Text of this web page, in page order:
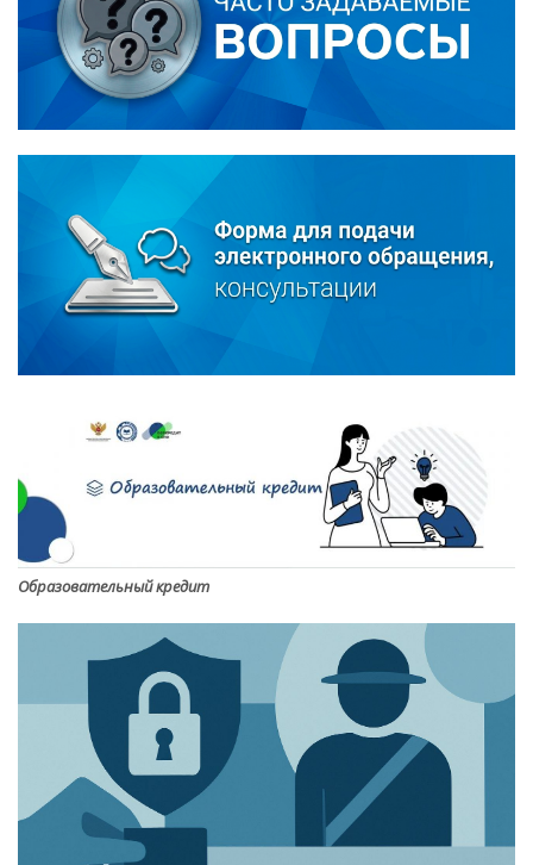
Образовательный кредит